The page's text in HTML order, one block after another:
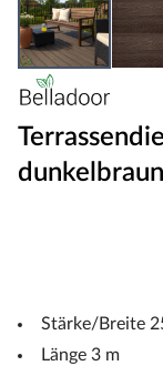
Stärke/Breite
Länge 3 m